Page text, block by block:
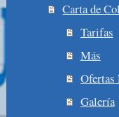
Carta de
Tarifas
Más
Ofertas
Galería